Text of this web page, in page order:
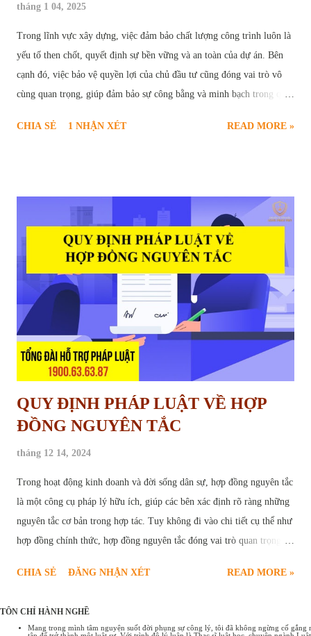
tháng 1 04, 2025
Trong lĩnh vực xây dựng, việc đảm bảo chất lượng công trình luôn là
yếu tố then chốt, quyết định sự bền vững và an toàn của dự án. Bên
cạnh đó, việc bảo vệ quyền lợi của chủ đầu tư cũng đóng vai trò vô
cùng quan trọng, giúp đảm bảo sự công bằng và minh bạch trong quá
thành một điều khoản phổ biến, được quy định rõ ràng trong các hợp
và toàn diện về quy định giữ lại tiền bảo hành công trình xây dựng.
Khi nào được giữ tiền bảo hành nhà ở của nhà thầu Mục Đích Giữ Lại
Tiền Bảo Hành Công Trình Tiền bảo hành công trình, về bản chất, là
sau khi công trình hoàn thành. Khoản tiền này đóng vai trò như một
"cam kết" từ phía nhà t...
CHIA SẺ 1 NHẬN XÉT READ MORE »
QUY ĐỊNH PHÁP LUẬT VỀ HỢP
ĐỒNG NGUYÊN TẮC
tháng 12 14, 2024
Trong hoạt động kinh doanh và đời sống dân sự, hợp đồng nguyên tắc
là một công cụ pháp lý hữu ích, giúp các bên xác định rõ ràng những
nguyên tắc cơ bản trong hợp tác. Tuy không đi vào chi tiết cụ thể như
hợp đồng chính thức, hợp đồng nguyên tắc đóng vai trò quan trọng,
sau đây sẽ cung cấp chi tiết quy định pháp luật về hợp đồng nguyên
CHIA SẺ ĐĂNG NHẬN XÉT READ MORE »
TÔN CHỈ HÀNH NGHỀ
Mang trong mình tâm nguyện suốt đời phụng sự công lý, tôi đã không ngừng cố